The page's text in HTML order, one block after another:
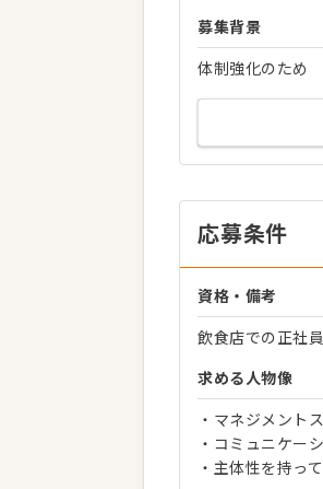
募集背景
体制強化のため
応募条件
資格・備考
飲食店での正社
求める人物像
・マネジメント
・コミュニケー
・主体性を持っ